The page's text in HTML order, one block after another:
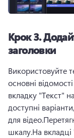
Крок 3.
заголовки
Використовуйте
основні
вкладку "Текст"
доступні
для відео.
шкалу.На